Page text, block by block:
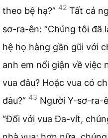
theo bệ hạ?” 42 Tất cả
sơ-ra-ên: “Chúng tôi đã
hệ họ hàng gần gũi với
anh em nổi giận về việc
vua đâu? Hoặc vua có
đâu?” 43 Người Y-sơ-ra-
“Đối với vua Đa-vít,